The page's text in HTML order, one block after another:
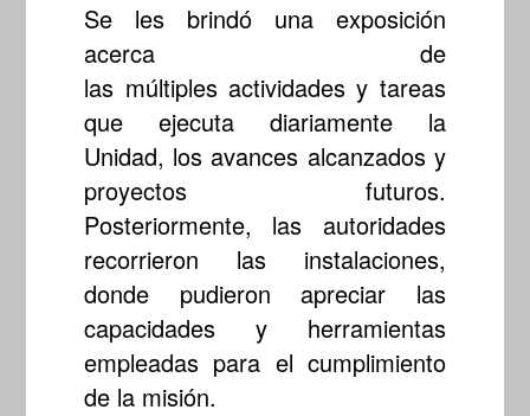
Se les brindó una exposición
acerca de
las múltiples actividades y tareas
que ejecuta diariamente la
Unidad, los avances alcanzados y
proyectos futuros.
Posteriormente, las autoridades
recorrieron las instalaciones,
donde pudieron apreciar las
capacidades y herramientas
empleadas para el cumplimiento
de la misión.